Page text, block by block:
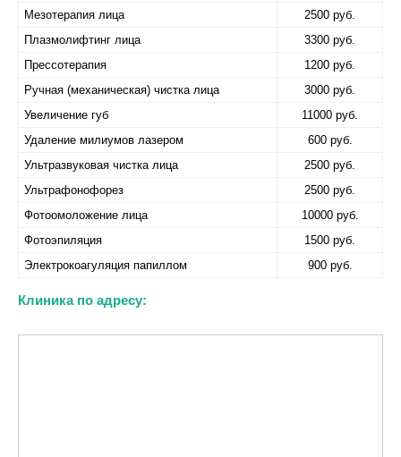
Мезотерапия лица
2500 руб.
Плазмолифтинг лица
3300 руб.
Прессотерапия
1200 руб.
Ручная (механическая) чистка лица
3000 руб.
Увеличение губ
11000 руб.
Удаление милиумов лазером
600 руб.
Ультразвуковая чистка лица
2500 руб.
Ультрафонофорез
2500 руб.
Фотоомоложение лица
10000 руб.
Фотоэпиляция
1500 руб.
Электрокоагуляция папиллом
900 руб.
Клиника по адресу: